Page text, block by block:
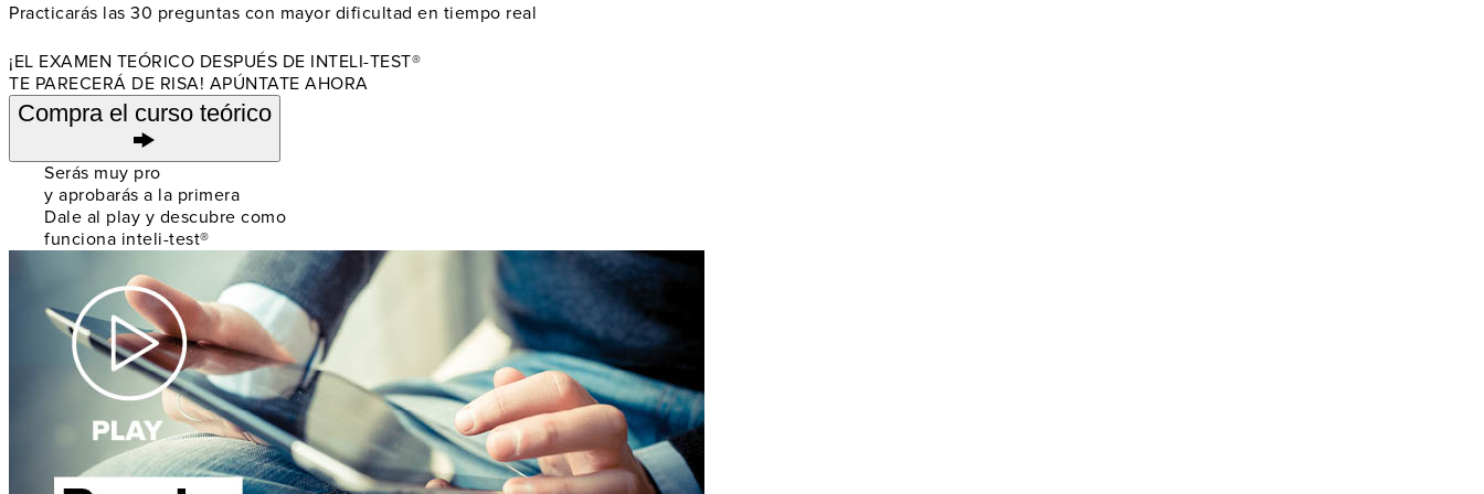
Practicarás las 30 preguntas con mayor dificultad en tiempo real
¡EL EXAMEN TEÓRICO DESPUÉS DE INTELI-TEST®
TE PARECERÁ DE RISA! APÚNTATE AHORA
Compra el curso teórico
Serás muy pro
y aprobarás a la primera
Dale al play y descubre como
funciona inteli-test®